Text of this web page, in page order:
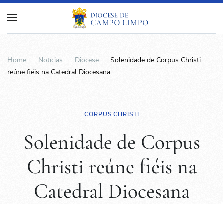
Home Notícias Diocese
Solenidade de Corpus Christi
reúne fiéis na Catedral Diocesana
CORPUS CHRISTI
Solenidade de Corpus
Christi reúne fiéis na
Catedral Diocesana